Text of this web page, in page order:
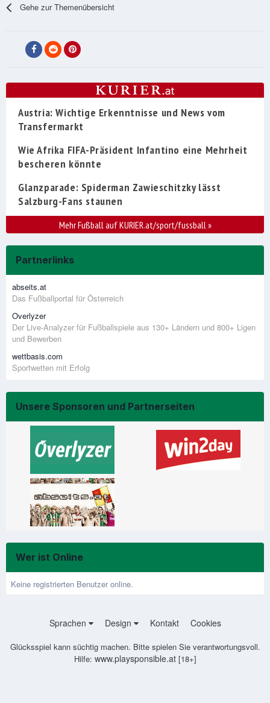
Gehe zur Themenübersicht
Austria: Wichtige Erkenntnisse und News vom
Transfermarkt
Wie Afrika FIFA-Präsident Infantino eine Mehrheit
bescheren könnte
Glanzparade: Spiderman Zawieschitzky lässt
Salzburg-Fans staunen
Mehr Fußball auf KURIER.at/sport/fussball»
Partnerlinks
abseits.at
Das Fußballportal für Österreich
Overlyzer
Der Live-Analyzer für Fußballspiele aus 130+ Ländern und 800+ Ligen
und Bewerben
wettbasis.com
Sportwetten mit Erfolg
Unsere Sponsoren und Partnerseiten
Wer ist Online
Keine registrierten Benutzer online.
Sprachen Design Kontakt Cookies
Glücksspiel kann süchtig machen. Bitte spielen Sie verantwortungsvoll.
Hilfe: www.playsponsible.at[18+]